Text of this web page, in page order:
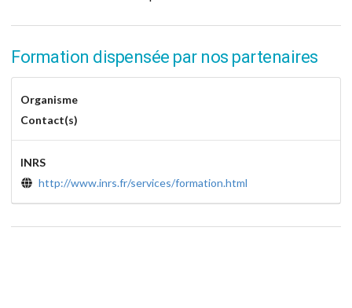
Formation dispensée par nos partenaires
Organisme
Contact(s)
INRS
http://www.inrs.fr/services/formation.html